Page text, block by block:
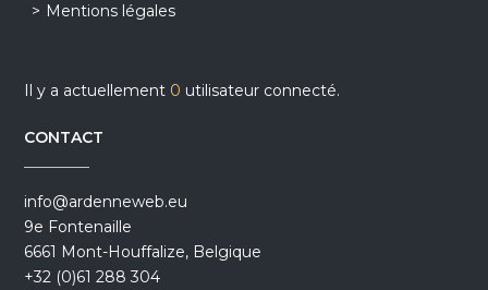
Mentions légales
Il y a actuellement 0 utilisateur connecté.
CONTACT
info@ardenneweb.eu
9e Fontenaille
6661 Mont-Houffalize, Belgique
+32 (0)61 288 304